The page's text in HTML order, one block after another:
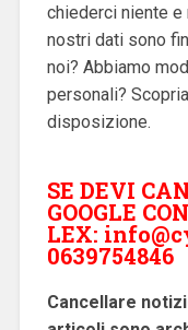
chiederci niente e
nostri dati sono
noi? Abbiamo
personali?
disposizione.
SE DEVI
GOOGLE
LEX:
0639754846
Cancellare